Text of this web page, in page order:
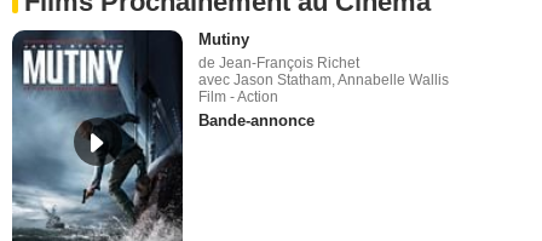
Mutiny
de Jean-François Richet
avec Jason Statham, Annabelle Wallis
Film - Action
Bande-annonce